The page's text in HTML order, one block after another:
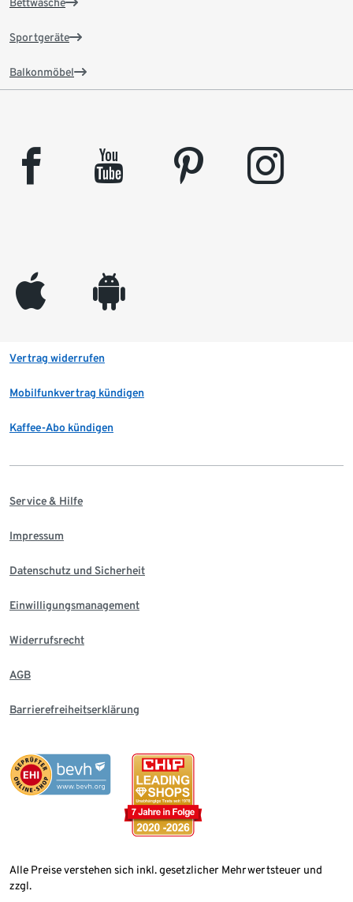
Sportgeräte
Balkonmöbel
facebook youtube pinterest instagram
appleinc android
Vertrag widerrufen
Mobilfunkvertrag kündigen
Kaffee-Abo kündigen
Service & Hilfe
Impressum
Datenschutz und Sicherheit
Einwilligungsmanagement
Widerrufsrecht
AGB
Barrierefreiheitserklärung
Alle Preise verstehen sich inkl. gesetzlicher Mehrwertsteuer und
zzgl.